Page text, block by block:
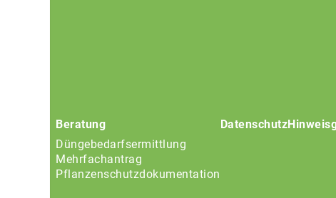
Beratung
Düngebedarfsermittlung
Mehrfachantrag
Pflanzenschutzdokumentation
Datenschutz